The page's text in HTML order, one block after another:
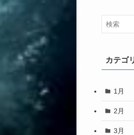
カテゴ
1月
2月
3月